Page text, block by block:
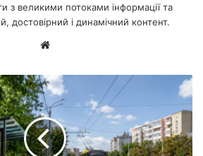
з великими потоками інформації та
достовірний і динамічний контент.
са
йт